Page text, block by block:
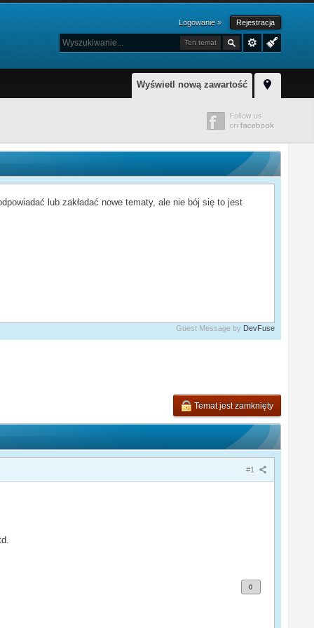
Logowanie » Rejestracja
Ten temat
Wyświetl nową zawartość
lub zakładać nowe tematy, ale nie bój się to jest
Guest Message by DevFuse
Temat jest zamknięty
#1
0